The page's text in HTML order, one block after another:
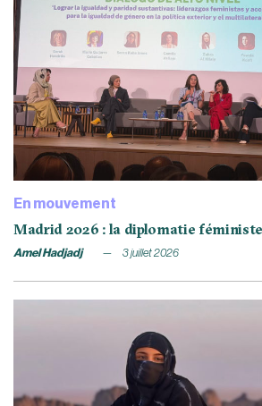
En mouvement
Madrid 2026 : la diplomatie féministe
Amel Hadjadj 3 juillet 2026